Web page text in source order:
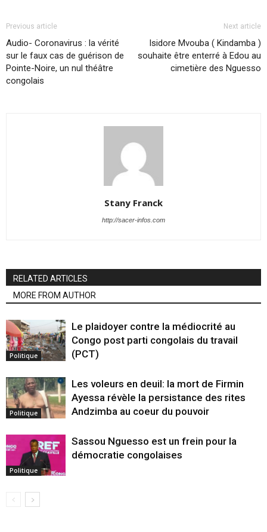
Previous article
Audio- Coronavirus : la vérité
sur le faux cas de guérison de
Pointe-Noire, un nul théâtre
congolais
Next article
Isidore Mvouba ( Kindamba )
souhaite être enterré à Edou au
cimetière des Nguesso
Stany Franck
http://sacer-infos.com
RELATED ARTICLES
MORE FROM AUTHOR
Politique
Le plaidoyer contre la médiocrité au
Congo post parti congolais du travail
(PCT)
Politique
Les voleurs en deuil: la mort de Firmin
Ayessa révèle la persistance des rites
Andzimba au coeur du pouvoir
Politique
Sassou Nguesso est un frein pour la
démocratie congolaises